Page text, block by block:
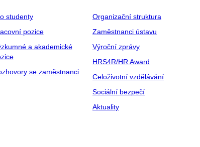
studenty
pozice
a akademické
se zaměstnanci
Organizační struktura
Zaměstnanci ústavu
Výroční zprávy
HRS4R/HR Award
Celoživotní vzdělávání
Sociální bezpečí
Aktuality